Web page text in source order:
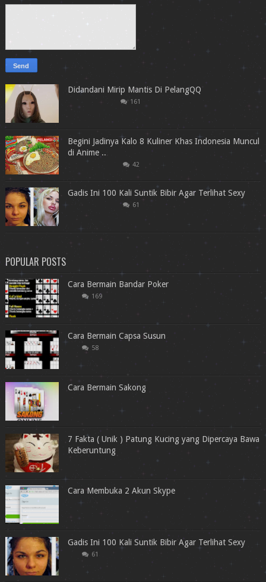
Didandani Mirip Mantis Di PelangQQ
161
Begini Jadinya Kalo 8 Kuliner Khas Indonesia Muncul
di Anime ..
42
Gadis Ini 100 Kali Suntik Bibir Agar Terlihat Sexy
61
POPULAR POSTS
Cara Bermain Bandar Poker
169
Cara Bermain Capsa Susun
58
Cara Bermain Sakong
7 Fakta ( Unik ) Patung Kucing yang Dipercaya Bawa
Keberuntung
Cara Membuka 2 Akun Skype
Gadis Ini 100 Kali Suntik Bibir Agar Terlihat Sexy
61